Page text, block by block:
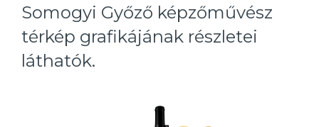
Somogyi Győző képzőművész
térkép grafikájának részletei
láthatók.